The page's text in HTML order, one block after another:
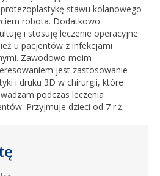
stawu kolanowego
robota. Dodatkowo
i stosuję leczenie operacyjne
u pacjentów z infekcjami
Zawodowo moim
jest zastosowanie
i druku 3D w chirurgii, które
podczas leczenia
Przyjmuje dzieci od 7 r.ż.